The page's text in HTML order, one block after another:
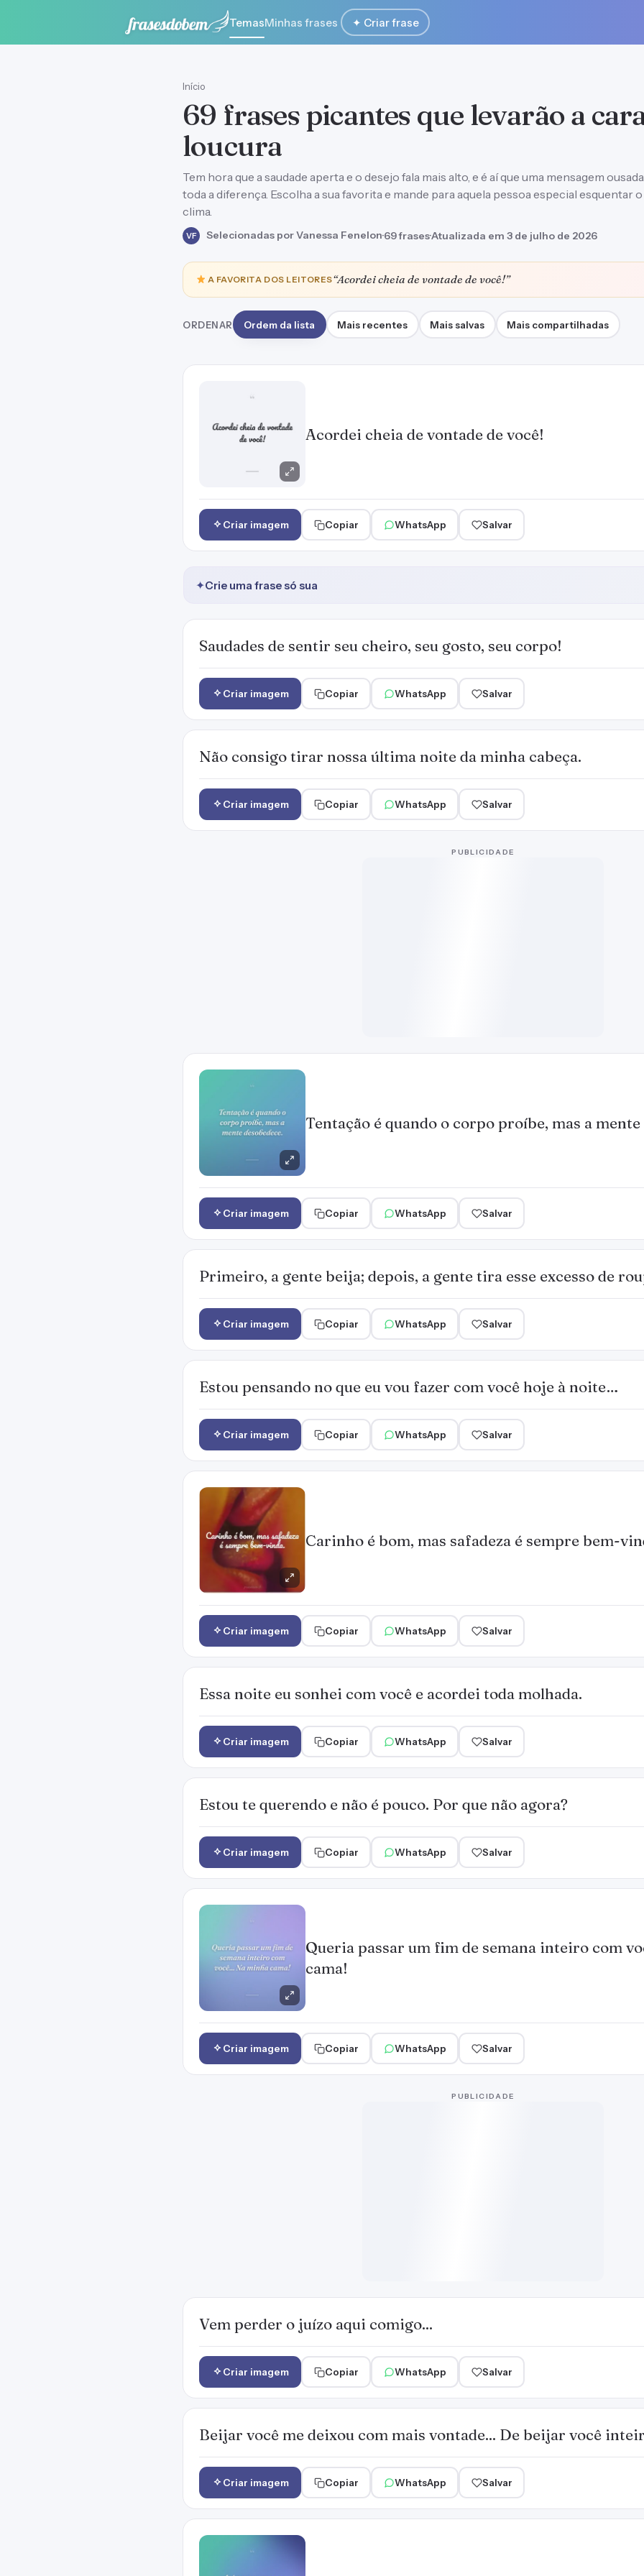
TemasMinhas frases ✦ Criar frase
Início
69 frases picantes que levarão a
loucura
Tem hora que a saudade aperta e o desejo fala mais alto, e é aí que uma mensagem
toda a diferença. Escolha a sua favorita e mande para aquela pessoa especial esquentar o
clima.
VF Selecionadas por Vanessa Fenelon·69 frases·Atualizada em 3 de julho de 2026
A FAVORITA DOS LEITORES“Acordei cheia de vontade de você!”
ORDENAR Ordem da lista Mais recentes Mais salvas Mais compartilhadas
Acordei cheia de vontade de você!
Criar imagem Copiar WhatsApp Salvar
✦Crie uma frase só sua
Saudades de sentir seu cheiro, seu gosto, seu corpo!
Criar imagem Copiar WhatsApp Salvar
Não consigo tirar nossa última noite da minha cabeça.
Criar imagem Copiar WhatsApp Salvar
PUBLICIDADE
Tentação é quando o corpo proíbe, mas a mente
Criar imagem Copiar WhatsApp Salvar
Primeiro, a gente beija; depois, a gente tira esse excesso de
Criar imagem Copiar WhatsApp Salvar
Estou pensando no que eu vou fazer com você hoje à noite…
Criar imagem Copiar WhatsApp Salvar
Carinho é bom, mas safadeza é sempre bem-
Criar imagem Copiar WhatsApp Salvar
Essa noite eu sonhei com você e acordei toda molhada.
Criar imagem Copiar WhatsApp Salvar
Estou te querendo e não é pouco. Por que não agora?
Criar imagem Copiar WhatsApp Salvar
Queria passar um fim de semana inteiro com
cama!
Criar imagem Copiar WhatsApp Salvar
PUBLICIDADE
Vem perder o juízo aqui comigo...
Criar imagem Copiar WhatsApp Salvar
Beijar você me deixou com mais vontade... De beijar você
Criar imagem Copiar WhatsApp Salvar